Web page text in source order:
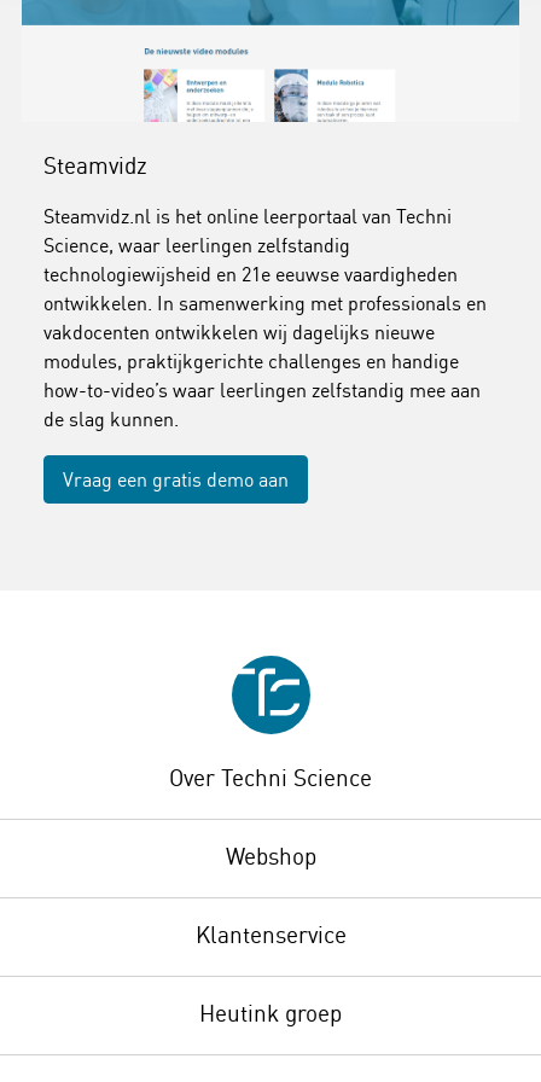
Steamvidz
Steamvidz.nl is het online leerportaal van Techni
Science, waar leerlingen zelfstandig
technologiewijsheid en 21e eeuwse vaardigheden
ontwikkelen. In samenwerking met professionals en
vakdocenten ontwikkelen wij dagelijks nieuwe
modules, praktijkgerichte challenges en handige
how-to-video’s waar leerlingen zelfstandig mee aan
de slag kunnen.
Vraag een gratis demo aan
Over Techni Science
Webshop
Klantenservice
Heutink groep